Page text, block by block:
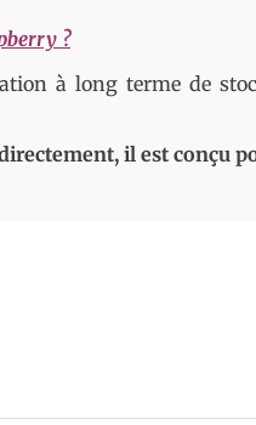
?
à long terme de
il est conçu